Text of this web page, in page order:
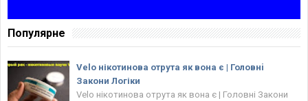
Популярне
Velo нікотинова отрута як вона є | Головнi
Закони Логіки
Velo нікотинова отрута як вона є | Головнi Закони